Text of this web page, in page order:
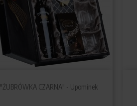
"ŻUBRÓWKA CZARNA" - Upominek
